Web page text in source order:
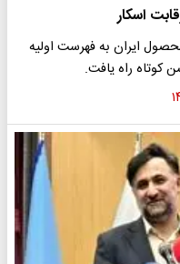
اسکار
ایران به فهرست اولیه
کوتاه راه یافت.